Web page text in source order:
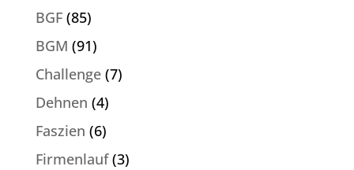
BGF(85)
BGM (91)
Challenge(7)
Dehnen (4)
Faszien (6)
Firmenlauf(3)